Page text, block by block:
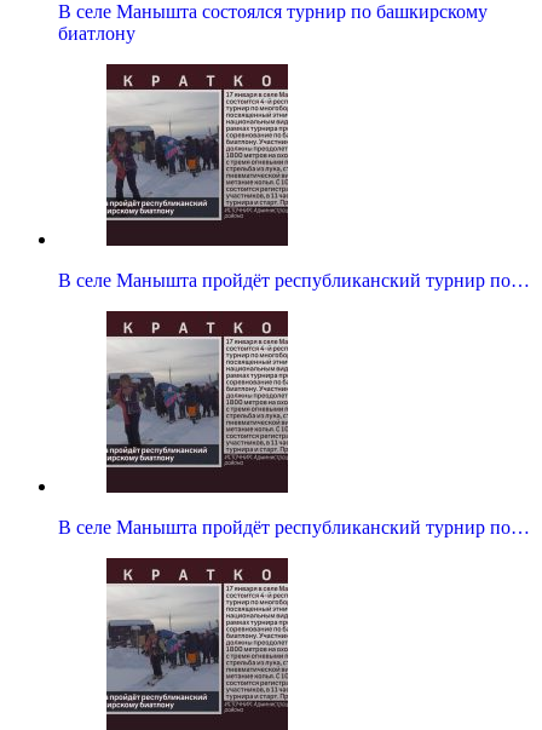
В селе Манышта состоялся турнир по башкирскому
биатлону
В селе Манышта пройдёт республиканский турнир по…
В селе Манышта пройдёт республиканский турнир по…